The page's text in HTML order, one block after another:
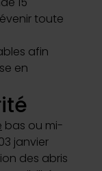
toute
afin
en
bas ou mi-
janvier
des abris